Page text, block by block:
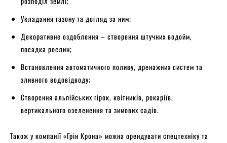
Укладання газону та догляд за ним;
Декоративне оздоблення – створення штучних водойм,
посадка рослин;
Встановлення автоматичного поливу, дренажних систем та
зливного водовідводу;
Створення альпійських гірок, квітників, рокаріїв,
вертикального озеленення та зимових садів.
Також у компанії «Грін Крона» можна орендувати спецтехніку та